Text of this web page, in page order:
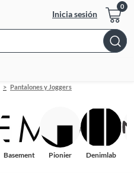
Inicia sesión
Bar
Pantalones y Joggers
Basement Pionier Denimlab